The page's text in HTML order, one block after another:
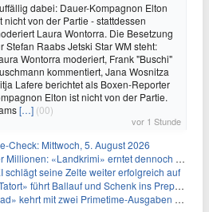
dabei: Dauer-Kompagnon Elton
nicht von der Partie - stattdessen
Laura Wontorra. Die Besetzung
Stefan Raabs Jetski Star WM steht:
Wontorra moderiert, Frank "Buschi"
kommentiert, Jana Wosnitza
Lafere berichtet als Boxen-Reporter
Elton ist nicht von der Partie.
[…] (00)
vor 1 Stunde
Check: Mittwoch, 5. August 2026
«Landkrimi» erntet dennoch Primetime-Führung
schlägt seine Zelte weiter erfolgreich auf
führt Ballauf und Schenk ins Prepper-Milieu
kehrt mit zwei Primetime-Ausgaben zurück